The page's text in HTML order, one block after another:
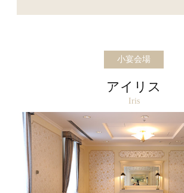
小宴会場
アイリス
Iris